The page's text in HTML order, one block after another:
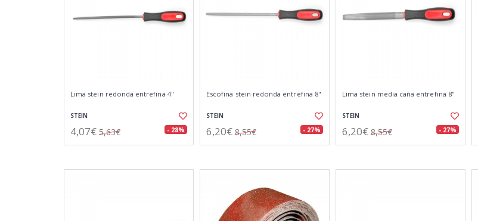
Lima stein redonda entrefina 4"
STEIN
4,07€ 5,63€ - 28%
Escofina stein redonda entrefina 8"
STEIN
6,20€ 8,55€ - 27%
Lima stein media caña entrefina 8"
STEIN
6,20€ 8,55€ - 27%